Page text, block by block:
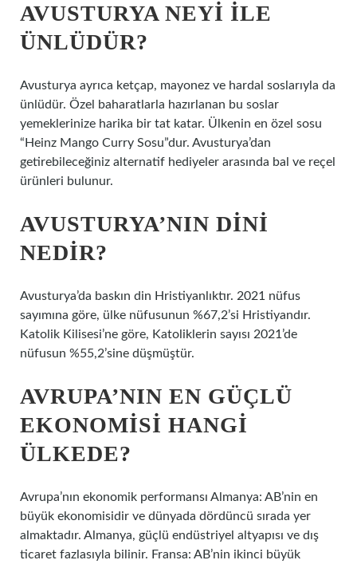
AVUSTURYA NEYI ILE
ÜNLÜDÜR?
Avusturya ayrıca ketçap, mayonez ve hardal soslarıyla da
ünlüdür. Özel baharatlarla hazırlanan bu soslar
yemeklerinize harika bir tat katar. Ülkenin en özel sosu
“Heinz Mango Curry Sosu”dur. Avusturya’dan
getirebileceğiniz alternatif hediyeler arasında bal ve reçel
ürünleri bulunur.
AVUSTURYA’NIN DINI
NEDIR?
Avusturya’da baskın din Hristiyanlıktır. 2021 nüfus
sayımına göre, ülke nüfusunun %67,2’si Hristiyandır.
Katolik Kilisesi’ne göre, Katoliklerin sayısı 2021’de
nüfusun %55,2’sine düşmüştür.
AVRUPA’NIN EN GÜÇLÜ
EKONOMISI HANGI
ÜLKEDE?
Avrupa’nın ekonomik performansı Almanya: AB’nin en
büyük ekonomisidir ve dünyada dördüncü sırada yer
almaktadır. Almanya, güçlü endüstriyel altyapısı ve dış
ticaret fazlasıyla bilinir. Fransa: AB’nin ikinci büyük